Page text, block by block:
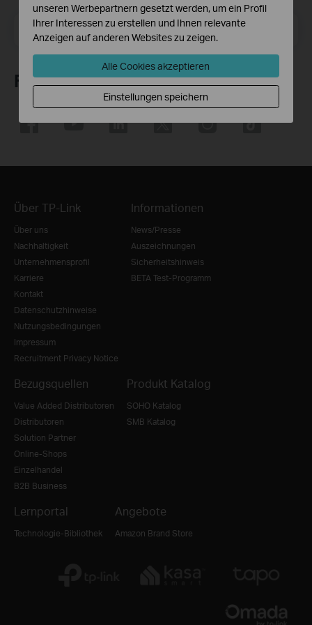
E-Mail-Adresse Registrieren
Folge uns
Über TP-Link
Über uns
Nachhaltigkeit
Unternehmensprofil
Karriere
Kontakt
Datenschutzhinweise
Nutzungsbedingungen
Impressum
Recruitment Privacy Notice
Informationen
News/Presse
Auszeichnungen
Sicherheitshinweis
BETA Test-Programm
Bezugsquellen
Value Added Distributoren
Distributoren
Solution Partner
Online-Shops
Einzelhandel
B2B Business
Produkt Katalog
SOHO Katalog
SMB Katalog
Lernportal
Technologie-Bibliothek
Angebote
Amazon Brand Store
unseren Werbepartnern gesetzt werden, um ein Profil
Ihrer Interessen zu erstellen und Ihnen relevante
Anzeigen auf anderen Websites zu zeigen.
Alle Cookies akzeptieren
Einstellungen speichern